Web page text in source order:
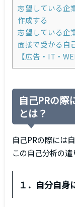
志望している企
作成する
志望している企
面接で受かる自
【広告・IT・
自己PRの際
とは？
自己PRの際には
この自己分析の遣
１．自分自身